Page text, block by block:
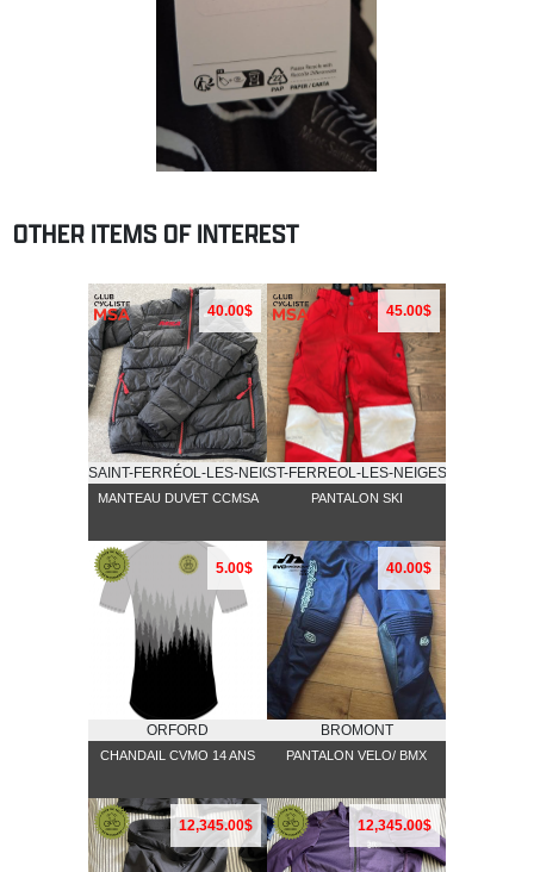
OTHER ITEMS OF INTEREST
40.00$
SAINT-FERRÉOL-LES-NEIGES
MANTEAU DUVET CCMSA
45.00$
ST-FERREOL-LES-NEIGES
PANTALON SKI
5.00$
ORFORD
CHANDAIL CVMO 14 ANS
40.00$
BROMONT
PANTALON VELO/ BMX
12,345.00$ 12,345.00$